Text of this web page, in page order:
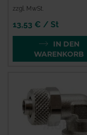
zzgl. MwSt.
13,53 € / St
IN DEN
WARENKORB